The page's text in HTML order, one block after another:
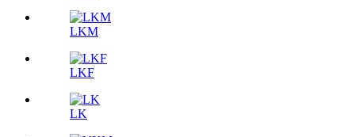
LKM
LKF
LK